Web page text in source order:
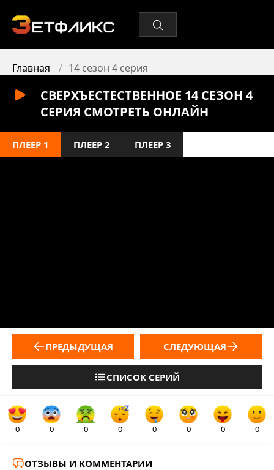
Главная 14 сезон 4 серия
СВЕРХЪЕСТЕСТВЕННОЕ 14 СЕЗОН 4
СЕРИЯ СМОТРЕТЬ ОНЛАЙН
ПЛЕЕР 1 ПЛЕЕР 2 ПЛЕЕР 3
ПРЕДЫДУЩАЯ
СПИСОК СЕРИЙ
СЛЕДУЮЩАЯ
0 0 0 0 0 0 0 0
ОТЗЫВЫ И КОММЕНТАРИИ